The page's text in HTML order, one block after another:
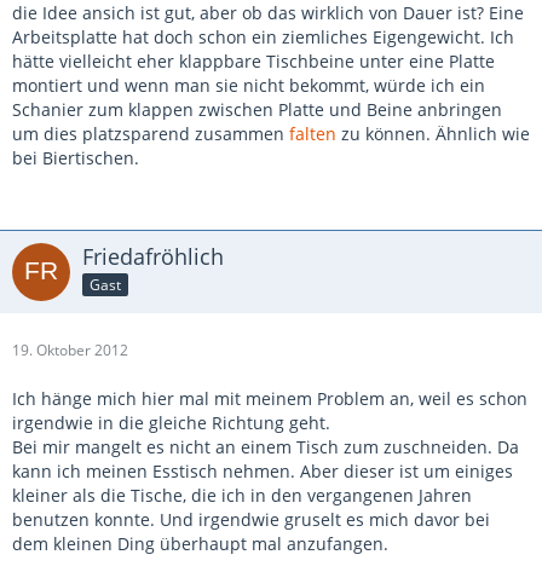
die Idee ansich ist gut, aber ob das wirklich von Dauer ist? Eine
Arbeitsplatte hat doch schon ein ziemliches Eigengewicht. Ich
hätte vielleicht eher klappbare Tischbeine unter eine Platte
montiert und wenn man sie nicht bekommt, würde ich ein
Schanier zum klappen zwischen Platte und Beine anbringen
um dies platzsparend zusammen falten zu können. Ähnlich wie
bei Biertischen.
Friedafröhlich
Gast
19. Oktober 2012
Ich hänge mich hier mal mit meinem Problem an, weil es schon
irgendwie in die gleiche Richtung geht.
Bei mir mangelt es nicht an einem Tisch zum zuschneiden. Da
kann ich meinen Esstisch nehmen. Aber dieser ist um einiges
kleiner als die Tische, die ich in den vergangenen Jahren
benutzen konnte. Und irgendwie gruselt es mich davor bei
dem kleinen Ding überhaupt mal anzufangen.